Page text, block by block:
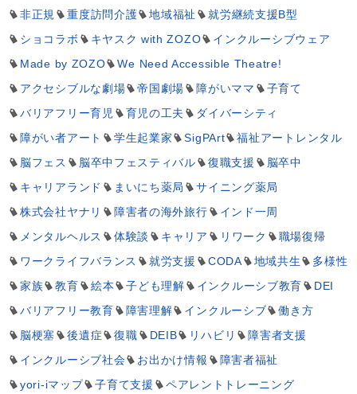
非正規
重度訪問介護 地域福祉
就労継続支援B型
ショコラボ
キヤスク with ZOZO
インクルーシブウェア
Made by ZOZO
We Need Accessible Theatre!
アクセシブルな劇場
帝国劇場 障がいママ
子育て
バリアフリー育児
育児の工夫
ダイバーシティ
障がい者アート
学生起業家 SigPArt
福祉アートレンタル
脳フェス
脳卒中フェスティバル 復職支援
脳卒中
キャリアランド
まいにち薬局
サイニング薬局
株式会社ヤナリ
障害者の海外旅行
インド一周
メンタルヘルス
体験談 キャリア リワーク
職場復帰
ワークライフバランス
就労支援 CODA 地域共生
多様性
家族
教育 絵本 子ども理解 インクルーシブ教育
DEI
バリアフリー教育
障害理解 インクルーシブ
働き方
脳梗塞
後遺症 復職 DEIB リハビリ
障害者支援
インクルーシブ社会
お出かけ情報
障害者福祉
yori-iマップ
子育て支援
ペアレントトレーニング